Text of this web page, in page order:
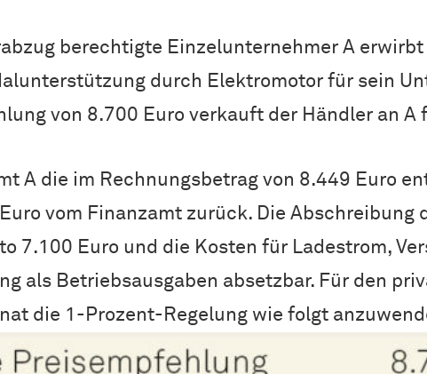
berechtigte Einzelunternehmer A erwirbt
durch Elektromotor für sein
von 8.700 Euro verkauft der Händler an A
A die im Rechnungsbetrag von 8.449 Euro
vom Finanzamt zurück. Die Abschreibung
7.100 Euro und die Kosten für Ladestrom,
als Betriebsausgaben absetzbar. Für den
die 1-Prozent-Regelung wie folgt